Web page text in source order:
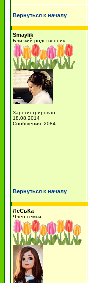
Вернуться к началу
Smaylik
Близкий родственник
Зарегистрирован:
18.08.2014
Сообщения: 2084
Вернуться к началу
ЛеСьКа
Член семьи